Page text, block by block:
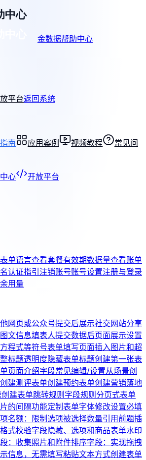
金数据帮助中心
平台返回系统
南 应用案例 视频教程
常见问
心 开放平台
单语言查看套餐有效期数据量查看账单
认证指引注销账号账号设置注册与登录
用量
网页或公众号提交后展示社交网站分享
文信息填表人提交数据后页面展示设置
程式等符号表单填写页面插入图片和超
标题透明度隐藏表单标题创建第一张表
页面介绍字段常见编辑/设置从场景创
创建测评表单创建预约表单创建营销落地
建表单跳转规则字段规则分页式表单
的间隔功能定制表单字体修改设置必填
名额：限制选项被选择数量引用前题插
式校验字段隐藏、选项和商品表单水印
：收集照片和附件排序字段：实现拖拽
信息，无需填写粘贴文本方式创建表单